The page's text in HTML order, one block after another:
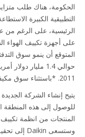
هناك طلب متزايد على
الكبيرة الاستطاعة.
على الرغم من عدم
أجهزة تكييف الهواء السكنية
إنشاء الشركة الجديدة قوة
إلى هذه المنطقة
من انظمة تكييف الهواء